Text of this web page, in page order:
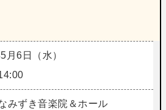
月6日（水）
みずき音楽院＆ホール